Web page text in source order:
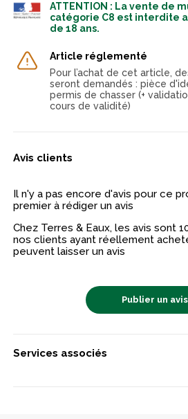
ATTENTION : La vente de
catégorie C8 est interdite
de 18 ans.
Article réglementé
Pour l’achat de cet article,
seront demandés : pièce
permis de chasser (+
cours de validité)
Avis clients
Il n'y a pas encore d'avis pour ce
premier à rédiger un avis
Chez Terres & Eaux, les avis sont
nos clients ayant réellement
peuvent laisser un avis
Publier un avis
Services associés